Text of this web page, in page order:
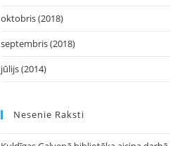
oktobris (2018)
septembris (2018)
jūlijs (2014)
Nesenie Raksti